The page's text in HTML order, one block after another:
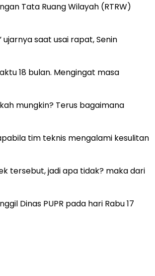
Tata Ruang Wilayah (RTRW)
saat usai rapat, Senin
18 bulan. Mengingat masa
mungkin? Terus bagaimana
tim teknis mengalami kesulitan
tersebut, jadi apa tidak? maka dari
Dinas PUPR pada hari Rabu 17